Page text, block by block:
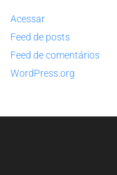
Acessar
Feed de posts
Feed de comentários
WordPress.org